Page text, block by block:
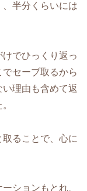
半分くらいには
でひっくり返っ
セーブ取るから
理由も含めて返
ることで、心に
ションもとれ、